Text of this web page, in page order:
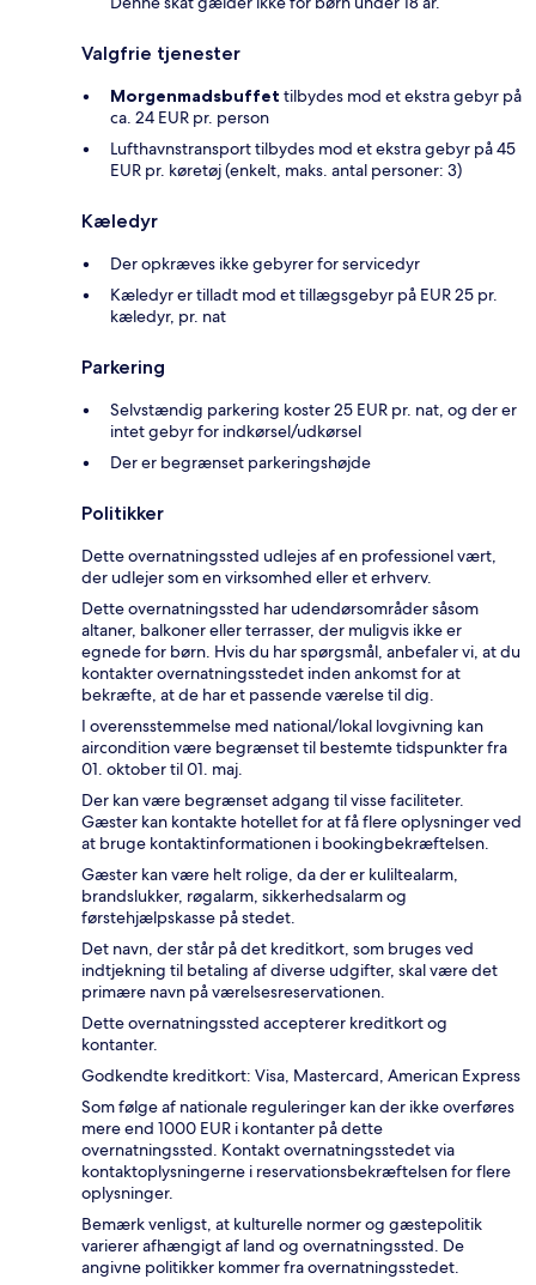
Valgfrie tjenester
Morgenmadsbuffet tilbydes mod et ekstra gebyr på
ca. 24 EUR pr. person
Lufthavnstransport tilbydes mod et ekstra gebyr på 45
EUR pr. køretøj (enkelt, maks. antal personer: 3)
Kæledyr
Der opkræves ikke gebyrer for servicedyr
Kæledyr er tilladt mod et tillægsgebyr på EUR 25 pr.
kæledyr, pr. nat
Parkering
Selvstændig parkering koster 25 EUR pr. nat, og der er
intet gebyr for indkørsel/udkørsel
Der er begrænset parkeringshøjde
Politikker
Dette overnatningssted udlejes af en professionel vært,
der udlejer som en virksomhed eller et erhverv.
Dette overnatningssted har udendørsområder såsom
altaner, balkoner eller terrasser, der muligvis ikke er
egnede for børn. Hvis du har spørgsmål, anbefaler vi, at du
kontakter overnatningsstedet inden ankomst for at
bekræfte, at de har et passende værelse til dig.
I overensstemmelse med national/lokal lovgivning kan
aircondition være begrænset til bestemte tidspunkter fra
01. oktober til 01. maj.
Der kan være begrænset adgang til visse faciliteter.
Gæster kan kontakte hotellet for at få flere oplysninger ved
at bruge kontaktinformationen i bookingbekræftelsen.
Gæster kan være helt rolige, da der er kuliltealarm,
brandslukker, røgalarm, sikkerhedsalarm og
førstehjælpskasse på stedet.
Det navn, der står på det kreditkort, som bruges ved
indtjekning til betaling af diverse udgifter, skal være det
primære navn på værelsesreservationen.
Dette overnatningssted accepterer kreditkort og
kontanter.
Godkendte kreditkort: Visa, Mastercard, American Express
Som følge af nationale reguleringer kan der ikke overføres
mere end 1000 EUR i kontanter på dette
overnatningssted. Kontakt overnatningsstedet via
kontaktoplysningerne i reservationsbekræftelsen for flere
oplysninger.
Bemærk venligst, at kulturelle normer og gæstepolitik
varierer afhængigt af land og overnatningssted. De
angivne politikker kommer fra overnatningsstedet.